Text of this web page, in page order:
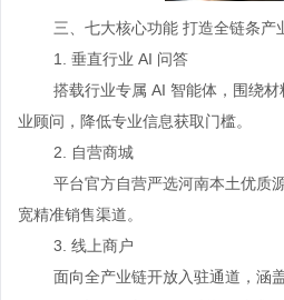
三、七大核心功能 打造全链条产
1. 垂直行业 AI 问答
搭载行业专属 AI 智能体，围绕
业顾问，降低专业信息获取门槛。
2. 自营商城
平台官方自营严选河南本土优质
宽精准销售渠道。
3. 线上商户
面向全产业链开放入驻通道，涵